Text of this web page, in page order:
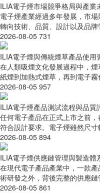
ILIA電子煙市場競爭格局與產業
電子煙產業經過多年發展，市
轉向技術、品質、設計以及品
2026-08-05 731
ILIA電子煙與傳統煙草產品使用
在人類吸煙文化發展過程中，
紙煙到加熱式煙草，再到電子
2026-08-05 957
ILIA電子煙產品測試流程與品質
任何電子產品在正式上市之前
符合設計要求。電子煙雖然尺
2026-08-05 894
ILIA電子煙供應鏈管理與製造體
在現代電子產品產業中，一款
術研發之外，背後完整的供應
2026-08-05 861